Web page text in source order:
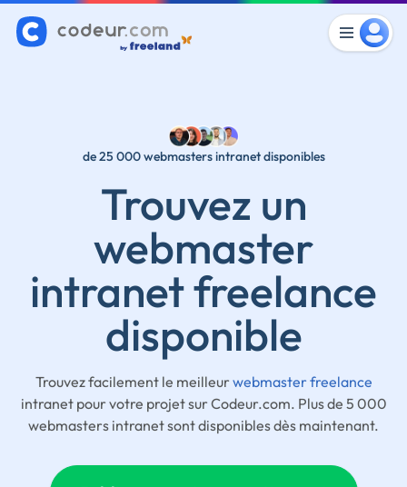
de 25 000 webmasters intranet disponibles
Trouvez un
webmaster
intranet freelance
disponible
Trouvez facilement le meilleurwebmaster freelance
intranet pour votre projet sur Codeur.com. Plus de 5 000
webmasters intranet sont disponibles dès maintenant.